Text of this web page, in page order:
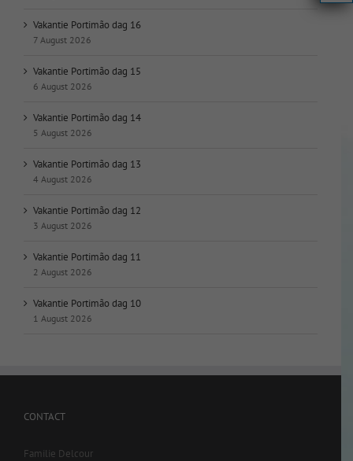
Vakantie Portimão dag 16
7 August 2026
Vakantie Portimão dag 15
6 August 2026
Vakantie Portimão dag 14
5 August 2026
Vakantie Portimão dag 13
4 August 2026
Vakantie Portimão dag 12
3 August 2026
Vakantie Portimão dag 11
2 August 2026
Vakantie Portimão dag 10
1 August 2026
CONTACT
Familie Delcour